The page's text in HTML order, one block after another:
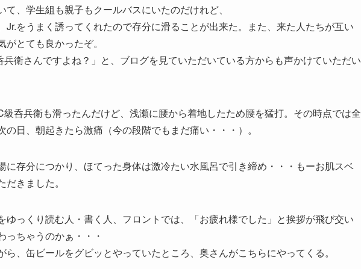
、学生組も親子もクールバスにいたのだけれど、
Jr.をうまく誘ってくれたので存分に滑ることが出来た。また、来た人たちが互い
とても良かったぞ。
衛さんですよね？」と、ブログを見ていただいている方からも声かけていただい
呑兵衛も滑ったんだけど、浅瀬に腰から着地したため腰を猛打。その時点では全
の日、朝起きたら激痛（今の段階でもまだ痛い・・・）。
に存分につかり、ほてった身体は激冷たい水風呂で引き締め・・・もーお肌スベ
きました。
ゆっくり読む人・書く人、フロントでは、「お疲れ様でした」と挨拶が飛び交い
ちゃうのかぁ・・・
、缶ビールをグビッとやっていたところ、奥さんがこちらにやってくる。